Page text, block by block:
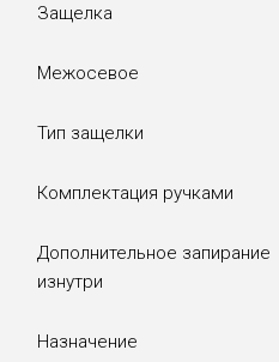
Защелка
Межосевое
Тип защелки
Комплектация ручками
Дополнительное запирание
изнутри
Назначение